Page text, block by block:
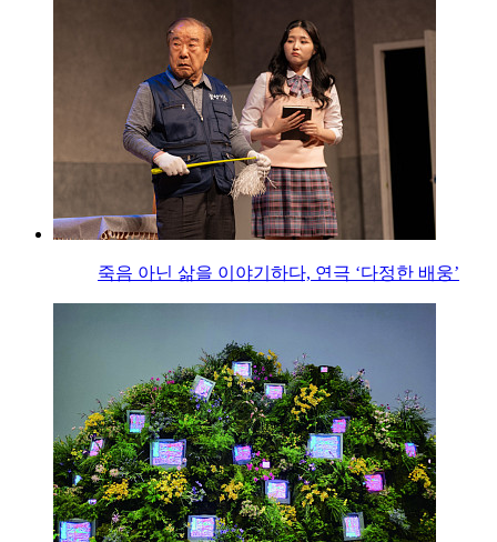
죽음 아닌 삶을 이야기하다, 연극 ‘다정한 배웅’